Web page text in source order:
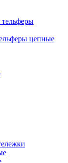
тельферы
цепные